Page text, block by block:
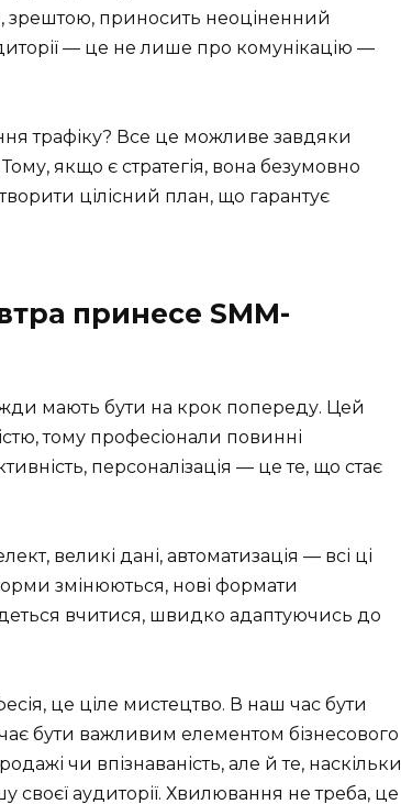
зрештою, приносить неоціненний
— це не лише про комунікацію —
трафіку? Все це можливе завдяки
якщо є стратегія, вона безумовно
цілісний план, що гарантує
принесе SMM-
мають бути на крок попереду. Цей
тому професіонали повинні
персоналізація — це те, що стає
великі дані, автоматизація — всі ці
змінюються, нові формати
вчитися, швидко адаптуючись до
це ціле мистецтво. В наш час бути
бути важливим елементом бізнесового
чи впізнаваність, але й те, наскільки
аудиторії. Хвилювання не треба, це